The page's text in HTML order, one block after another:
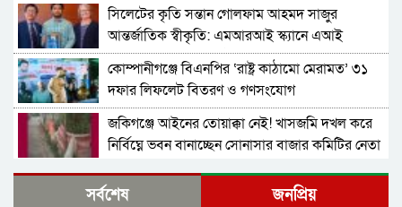
সিলেটের কৃতি সন্তান গোলফাম আহমদ সাজুর
আন্তর্জাতিক স্বীকৃতি: এমআরআই স্ক্যানে এআই
প্রয়োগে পিএইচডি অর্জন
কোম্পানীগঞ্জে বিএনপির ‘রাষ্ট্র কাঠামো মেরামত’ ৩১
দফার লিফলেট বিতরণ ও গণসংযোগ
জকিগঞ্জে আইনের তোয়াক্কা নেই! খাসজমি দখল করে
নির্বিঘ্নে ভবন বানাচ্ছেন সোনাসার বাজার কমিটির নেতা
বন্ধ থাকবে সিলেটের ৭টি এলাকায় দীর্ঘ ৯ ঘণ্টা বিদ্যুৎ
সর্বশেষ জনপ্রিয়